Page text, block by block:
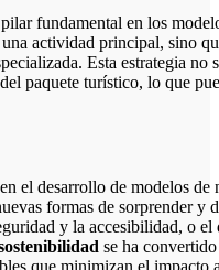
fundamental en los
actividad principal, sino
Esta estrategia
paquete turístico, lo que
el desarrollo de modelos
formas de sorprender y
y la accesibilidad, o
se ha
que minimizan el